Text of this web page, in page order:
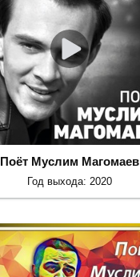
Поёт Муслим Магомаев
Год выхода: 2020